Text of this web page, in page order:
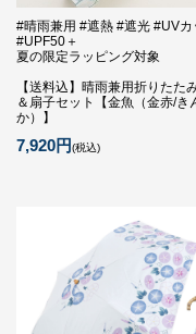
#晴雨兼用 #遮熱 #遮光 #UVカ
#UPF50＋
夏の限定ラッピング対象
【送料込】晴雨兼用折りたた
＆扇子セット【金魚（金赤/き
か）】
7,920円(税込)